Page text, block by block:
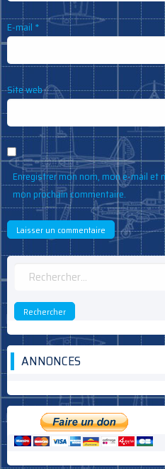
E-mail *
Site web
Enregistrer mon nom, mon e-mail et
mon prochain commentaire.
Rechercher :
ANNONCES